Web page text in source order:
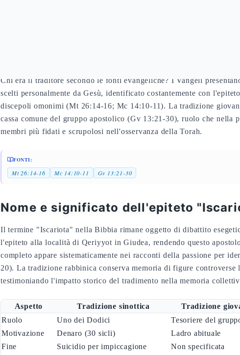
Chi era il traditore secondo le fonti evangeliche? I Vangeli
scelti personalmente da Gesù, identificato costantemente con
discepoli omonimi (Mt 26:14-16; Mc 14:10-11). La tradizione
cassa comune del gruppo apostolico (Gv 13:21-30), ruolo che nella
membri più fidati e scrupolosi nell'osservanza della Torah.
FONTI:
Mt 26:14-16 Mc 14:10-11 Gv 13:21-30
Nome e significato dell'epiteto
Il termine "Iscariota" nella Bibbia rimane oggetto di dibattito
l'epiteto alla località di Qeriyyot in Giudea, rendendo questo
completo appare sistematicamente nei racconti della passione per
20). La tradizione rabbinica conserva memoria di figure controverse
testimoniando l'impatto storico del tradimento nella memoria
Aspetto Tradizione sinottica Tradizione
Ruolo
Uno dei Dodici Tesoriere del
Motivazione
Denaro (30 sicli) Ladro abituale
Fine
Suicidio per impiccagione Non specificata